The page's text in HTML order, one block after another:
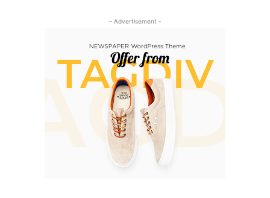
- Advertisement -